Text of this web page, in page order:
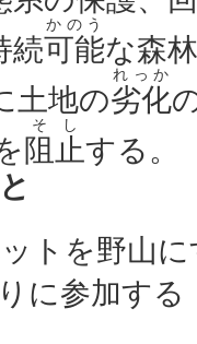
続可能
かのう
な森
土地の劣化
れっか
阻止
そし
する。
トを野山
に参加する